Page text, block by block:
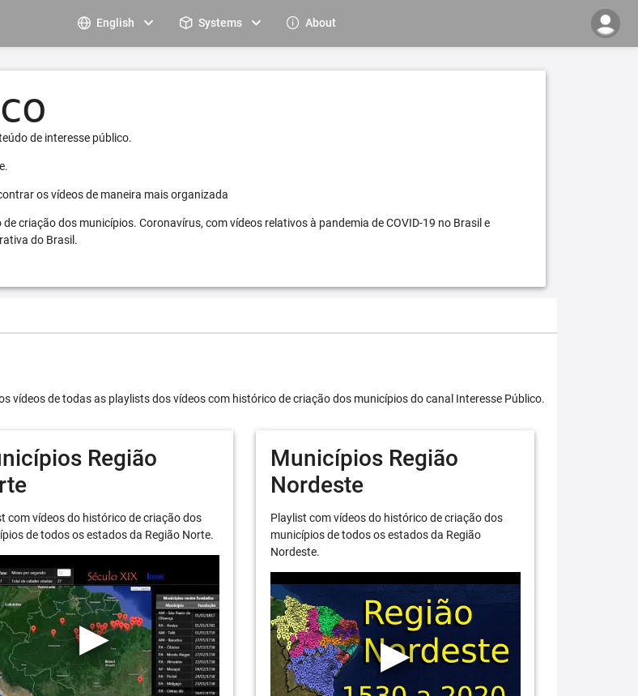
English Systems About
de interesse público.
os vídeos de maneira mais organizada
criação dos municípios. Coronavírus, com vídeos relativos à pandemia de COVID-19 no Brasil e
do Brasil.
vídeos de todas as playlists dos vídeos com histórico de criação dos municípios do canal Interesse Público.
Região
com vídeos do histórico de criação dos
de todos os estados da Região Norte.
Municípios Região
Nordeste
Playlist com vídeos do histórico de criação dos
municípios de todos os estados da Região
Nordeste.